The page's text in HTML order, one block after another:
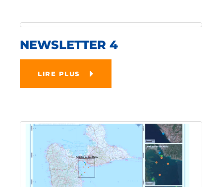
NEWSLETTER 4
LIRE PLUS